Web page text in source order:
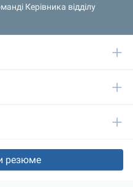
Керівника відділу
резюме